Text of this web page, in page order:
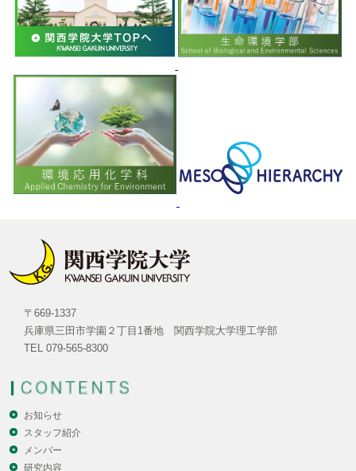
〒669-1337
兵庫県三田市学園２丁目1番地 関西学院大学理工学部
TEL 079-565-8300
お知らせ
スタッフ紹介
メンバー
研究内容